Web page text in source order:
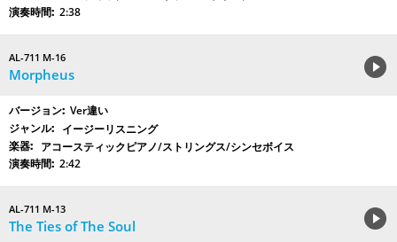
2:38
AL-711 M-16
Morpheus
Ver違い
イージーリスニング
アコースティックピアノ/ストリングス/シンセボイス
2:42
AL-711 M-13
The Ties of The Soul